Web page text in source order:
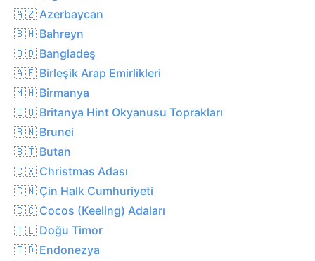
🇦🇿 Azerbaycan
🇧🇭 Bahreyn
🇧🇩 Bangladeş
🇦🇪 Birleşik Arap Emirlikleri
🇲🇲 Birmanya
🇮🇴 Britanya Hint Okyanusu Toprakları
🇧🇳 Brunei
🇧🇹 Butan
🇨🇽 Christmas Adası
🇨🇳 Çin Halk Cumhuriyeti
🇨🇨 Cocos (Keeling) Adaları
🇹🇱 Doğu Timor
🇮🇩 Endonezya